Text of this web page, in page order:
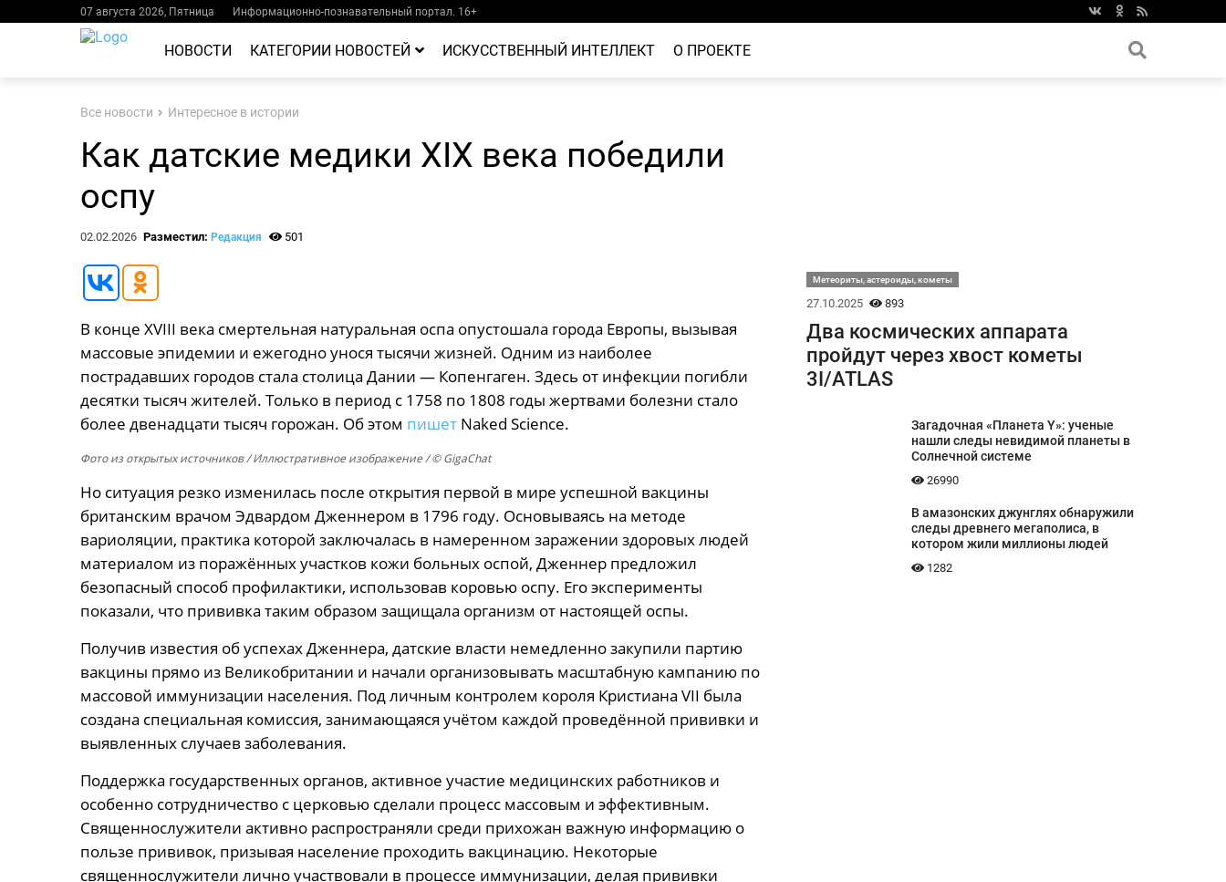
07 августа 2026, Пятница Информационно-познавательный портал. 16+
НОВОСТИ КАТЕГОРИИ НОВОСТЕЙ ИСКУССТВЕННЫЙ ИНТЕЛЛЕКТ О ПРОЕКТЕ
Все новости Интересное в истории
Как датские медики XIX века победили
оспу
02.02.2026 Разместил: Редакция 501
В конце XVIII века смертельная натуральная оспа опустошала города Европы, вызывая
массовые эпидемии и ежегодно унося тысячи жизней. Одним из наиболее
пострадавших городов стала столица Дании — Копенгаген. Здесь от инфекции погибли
десятки тысяч жителей. Только в период с 1758 по 1808 годы жертвами болезни стало
более двенадцати тысяч горожан. Об этом пишетNaked Science.
Фото из открытых источников/ Иллюстративное изображение / © GigaChat
Но ситуация резко изменилась после открытия первой в мире успешной вакцины
британским врачом Эдвардом Дженнером в 1796 году. Основываясь на методе
вариоляции, практика которой заключалась в намеренном заражении здоровых людей
материалом из поражённых участков кожи больных оспой, Дженнер предложил
безопасный способ профилактики, использовав коровью оспу. Его эксперименты
показали, что прививка таким образом защищала организм от настоящей оспы.
Получив известия об успехах Дженнера, датские власти немедленно закупили партию
вакцины прямо из Великобритании и начали организовывать масштабную кампанию по
массовой иммунизации населения. Под личным контролем короля Кристиана VII была
создана специальная комиссия, занимающаяся учётом каждой проведённой прививки и
выявленных случаев заболевания.
Поддержка государственных органов, активное участие медицинских работников и
особенно сотрудничество с церковью сделали процесс массовым и эффективным.
Священнослужители активно распространяли среди прихожан важную информацию о
пользе прививок, призывая население проходить вакцинацию. Некоторые
священнослужители лично участвовали в процессе иммунизации, делая прививки
Метеориты, астероиды, кометы
27.10.2025 893
Два космических аппарата
пройдут через хвост кометы
3I/ATLAS
Загадочная «Планета Y»: ученые
нашли следы невидимой планеты в
Солнечной системе
26990
В амазонских джунглях обнаружили
следы древнего мегаполиса, в
котором жили миллионы людей
1282